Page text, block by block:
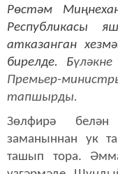
Рөстәм
Республикасы
атказанган
бирелде. Б
Премьер-
тапшырды.
Зөлфирә
заманыннан ук
ташып тора.